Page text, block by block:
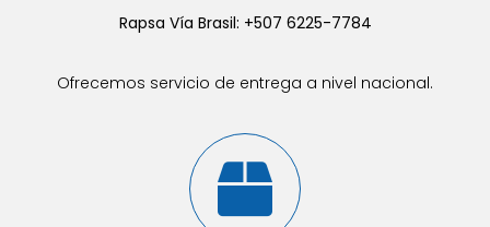
Rapsa Vía Brasil: +507 6225-7784
Ofrecemos servicio de entrega a nivel nacional.